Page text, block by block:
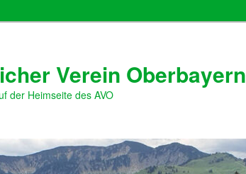
Verein Oberbayern
der Heimseite des AVO